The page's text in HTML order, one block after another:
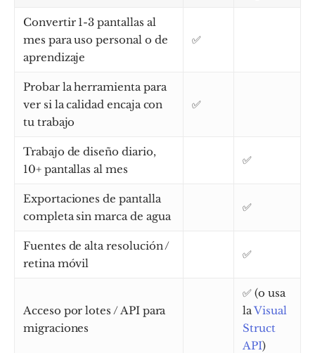
Convertir 1-3 pantallas al
mes para uso personal o de
aprendizaje
✅
Probar la herramienta para
ver si la calidad encaja con
tu trabajo
✅
Trabajo de diseño diario,
10+ pantallas al mes
✅
Exportaciones de pantalla
completa sin marca de agua
✅
Fuentes de alta resolución /
retina móvil
✅
Acceso por lotes / API para
migraciones
✅ (o usa
la Visual
Struct
API)